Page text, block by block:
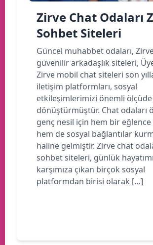
Zirve Chat Odaları
Sohbet Siteleri
Güncel muhabbet odaları,
güvenilir arkadaşlık siteleri,
Zirve mobil chat siteleri son
iletişim platformları, sosyal
etkileşimlerimizi önemli ölçüde
dönüştürmüştür. Chat odaları
genç nesil için hem bir eğlence
hem de sosyal bağlantılar
haline gelmiştir. Zirve chat
sohbet siteleri, günlük
karşımıza çıkan birçok sosyal
platformdan birisi olarak […]